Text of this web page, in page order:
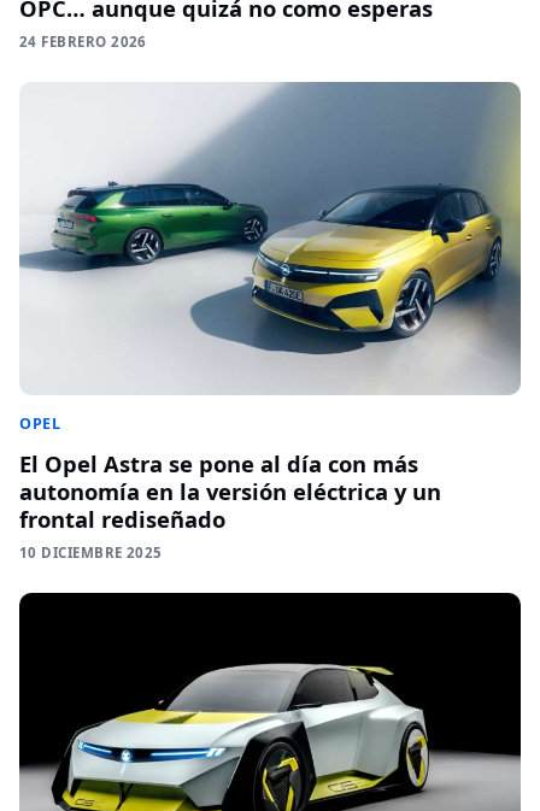
OPC… aunque quizá no como esperas
24 FEBRERO 2026
OPEL
El Opel Astra se pone al día con más
autonomía en la versión eléctrica y un
frontal rediseñado
10 DICIEMBRE 2025